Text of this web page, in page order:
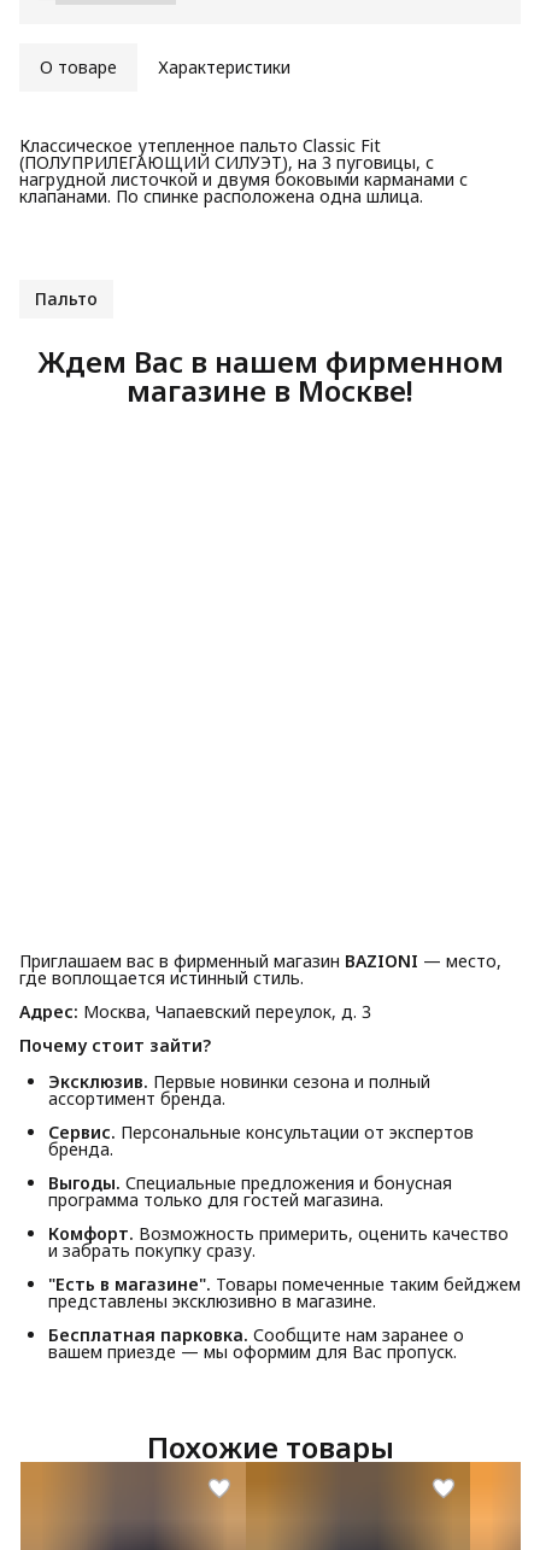
О товаре Характеристики
Классическое утепленное пальто Classic Fit
(ПОЛУПРИЛЕГАЮЩИЙ СИЛУЭТ), на 3 пуговицы, с
нагрудной листочкой и двумя боковыми карманами с
клапанами. По спинке расположена одна шлица.
Пальто
Ждем Вас в нашем фирменном
магазине в Москве!
Приглашаем вас в фирменный магазин BAZIONI — место,
где воплощается истинный стиль.
Адрес: Москва, Чапаевский переулок, д. 3
Почему стоит зайти?
Эксклюзив. Первые новинки сезона и полный
ассортимент бренда.
Сервис. Персональные консультации от экспертов
бренда.
Выгоды. Специальные предложения и бонусная
программа только для гостей магазина.
Комфорт. Возможность примерить, оценить качество
и забрать покупку сразу.
"Есть в магазине". Товары помеченные таким бейджем
представлены эксклюзивно в магазине.
Бесплатная парковка. Сообщите нам заранее о
вашем приезде — мы оформим для Вас пропуск.
Похожие товары